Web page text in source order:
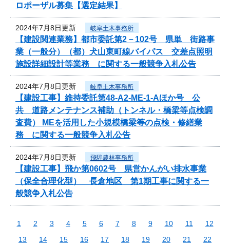
ロポーザル募集【選定結果】
2024年7月8日更新 岐阜土木事務所
【建設関連業務】都市委託第2－102号 県単 街路事
業（一般分）（都）犬山東町線バイパス 交差点照明
施設詳細設計等業務 に関する一般競争入札公告
2024年7月8日更新 岐阜土木事務所
【建設工事】維持委託第48-A2-ME-1-Aほか号 公
共 道路メンテナンス補助（トンネル・橋梁等点検調
査費） MEを活用した小規模橋梁等の点検・修繕業
務 に関する一般競争入札公告
2024年7月8日更新 飛騨農林事務所
【建設工事】飛か第0602号 県営かんがい排水事業
（保全合理化型） 長倉地区 第1期工事に関する一
般競争入札公告
1 2 3 4 5 6 7 8 9 10 11
12
13
14 15 16 17 18 19 20 21
22